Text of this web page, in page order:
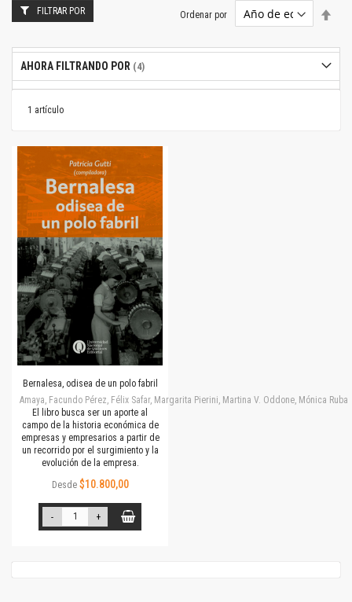
1 artículo
Ordenar por
Bernalesa, odisea de un polo fabril
Amaya, Facundo Pérez, Félix Safar, Margarita Pierini, Martina V. Oddone, Mónica
El libro busca ser un aporte al
campo de la historia económica de
empresas y empresarios a partir de
un recorrido por el surgimiento y la
evolución de la empresa.
Desde $10.800,00
- +
FILTRAR POR
AHORA FILTRANDO POR